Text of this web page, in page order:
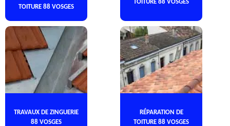
TOITURE 88 VOSGES
TOITURE 88 VOSGES
TRAVAUX DE ZINGUERIE
88 VOSGES
RÉPARATION DE
TOITURE 88 VOSGES